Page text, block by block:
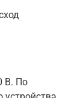
В. По